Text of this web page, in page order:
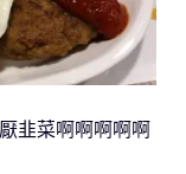
韭菜啊啊啊啊啊